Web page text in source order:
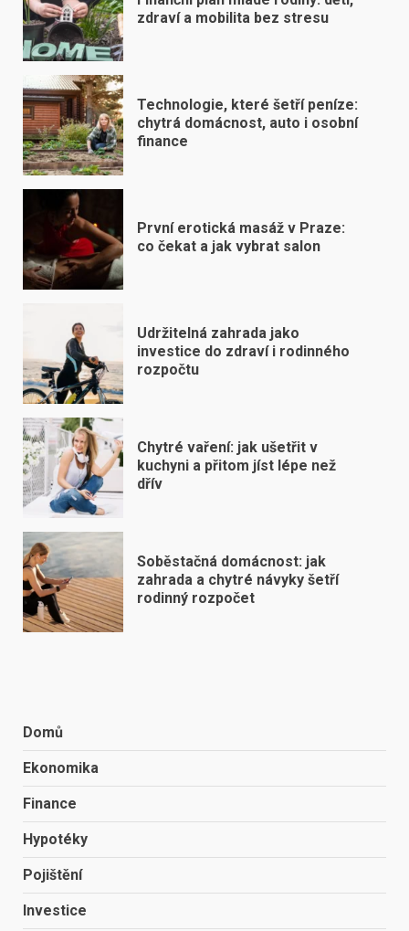
zdraví a mobilita bez stresu
Technologie, které šetří peníze:
chytrá domácnost, auto i osobní
finance
První erotická masáž v Praze:
co čekat a jak vybrat salon
Udržitelná zahrada jako
investice do zdraví i rodinného
rozpočtu
Chytré vaření: jak ušetřit v
kuchyni a přitom jíst lépe než
dřív
Soběstačná domácnost: jak
zahrada a chytré návyky šetří
rodinný rozpočet
Domů
Ekonomika
Finance
Hypotéky
Pojištění
Investice